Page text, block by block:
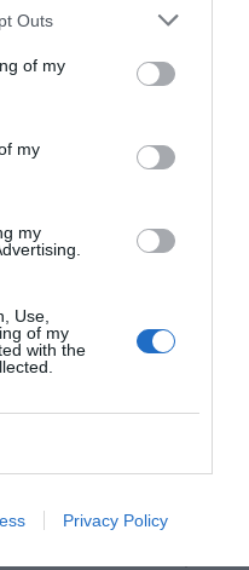
Outs
of my
my
my
Use,
of my
with the
Privacy Policy
servicio en la farmacia
del sector
visibilidad a la farmacia
en el sistema
rurales
deportiva como
posiciona como referente
experto y